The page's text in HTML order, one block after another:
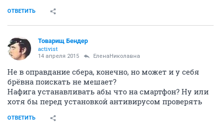
ОТВЕТИТЬ
Товарищ Бендер
activist
14 апреля 2015 ЕленаНиколавна
Не в оправдание сбера, конечно, но может и у себя
брёвна поискать не мешает?
Нафига устанавливать абы что на смартфон? Ну или
хотя бы перед установкой антивирусом проверять
ОТВЕТИТЬ